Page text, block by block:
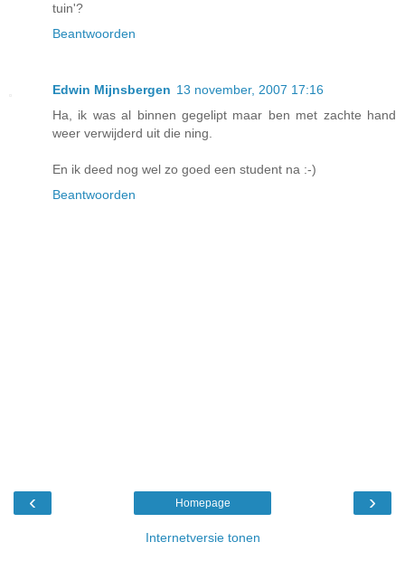
tuin'?
Beantwoorden
Edwin Mijnsbergen 13 november, 2007 17:16
Ha, ik was al binnen gegelipt maar ben met zachte hand
weer verwijderd uit die ning.
En ik deed nog wel zo goed een student na :-)
Beantwoorden
‹ ›
Homepage
Internetversie tonen